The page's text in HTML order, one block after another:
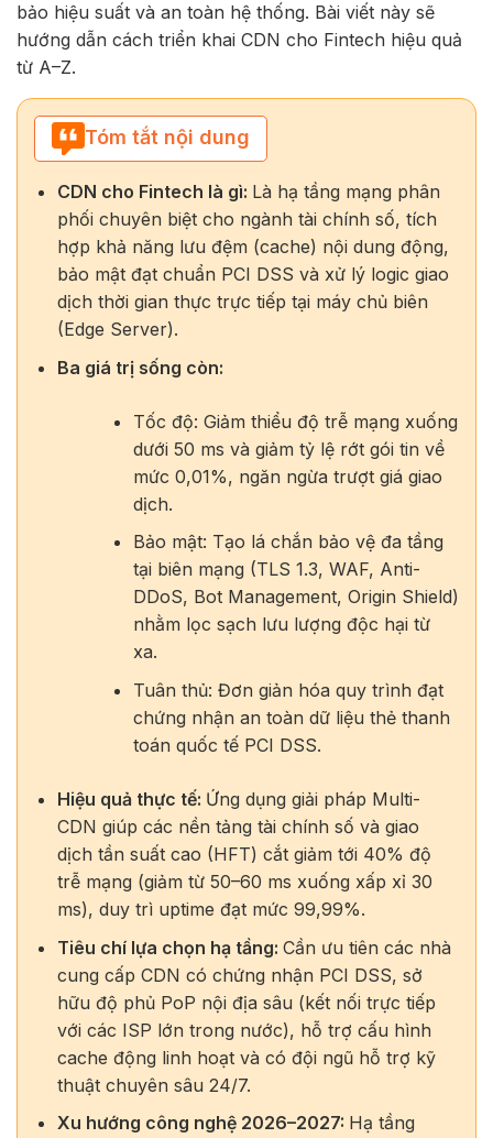
bảo hiệu suất và an toàn hệ thống. Bài viết này sẽ
hướng dẫn cách triển khai CDN cho Fintech hiệu quả
từ A–Z.
Tóm tắt nội dung
CDN cho Fintech là gì: Là hạ tầng mạng phân
phối chuyên biệt cho ngành tài chính số, tích
hợp khả năng lưu đệm (cache) nội dung động,
bảo mật đạt chuẩn PCI DSS và xử lý logic giao
dịch thời gian thực trực tiếp tại máy chủ biên
(Edge Server).
Ba giá trị sống còn:
Tốc độ: Giảm thiểu độ trễ mạng xuống
dưới 50 ms và giảm tỷ lệ rớt gói tin về
mức 0,01%, ngăn ngừa trượt giá giao
dịch.
Bảo mật: Tạo lá chắn bảo vệ đa tầng
tại biên mạng (TLS 1.3, WAF, Anti-
DDoS, Bot Management, Origin Shield)
nhằm lọc sạch lưu lượng độc hại từ
xa.
Tuân thủ: Đơn giản hóa quy trình đạt
chứng nhận an toàn dữ liệu thẻ thanh
toán quốc tế PCI DSS.
Hiệu quả thực tế: Ứng dụng giải pháp Multi-
CDN giúp các nền tảng tài chính số và giao
dịch tần suất cao (HFT) cắt giảm tới 40% độ
trễ mạng (giảm từ 50–60 ms xuống xấp xỉ 30
ms), duy trì uptime đạt mức 99,99%.
Tiêu chí lựa chọn hạ tầng: Cần ưu tiên các nhà
cung cấp CDN có chứng nhận PCI DSS, sở
hữu độ phủ PoP nội địa sâu (kết nối trực tiếp
với các ISP lớn trong nước), hỗ trợ cấu hình
cache động linh hoạt và có đội ngũ hỗ trợ kỹ
thuật chuyên sâu 24/7.
Xu hướng công nghệ 2026–2027: Hạ tầng